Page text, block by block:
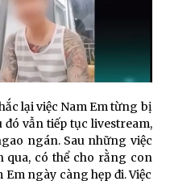
lại việc Nam Em từng bị
đó vẫn tiếp tục livestream,
ngán. Sau những việc
có thể cho rằng con
ngày càng hẹp đi. Việc